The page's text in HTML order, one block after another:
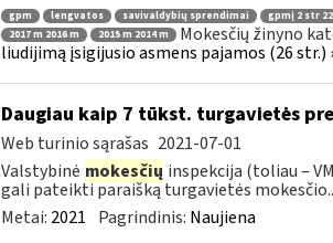
gpm lengvatos savivaldybių sprendimai gpmį 2 str
2017 m 2016 m
2015 m 2014 m Mokesčių žinyno
liudijimą įsigijusio asmens pajamos (26
Daugiau kaip 7 tūkst. turgavietės
Web turinio sąrašas 2021-07-01
Valstybinė mokesčių inspekcija (toliau –
gali pateikti paraišką turgavietės
Metai: 2021 Pagrindinis: Naujiena